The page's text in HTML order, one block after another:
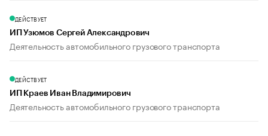
ДЕЙСТВУЕТ
ИП Узюмов Сергей Александрович
Деятельность автомобильного грузового транспорта
ДЕЙСТВУЕТ
ИП Краев Иван Владимирович
Деятельность автомобильного грузового транспорта